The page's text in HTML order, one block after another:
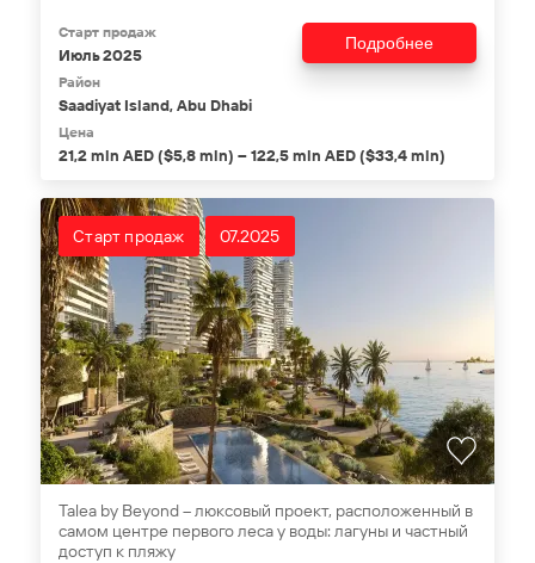
Старт продаж
Июль 2025
Район
Saadiyat Island, Abu Dhabi
Цена
21,2 mln AED ($5,8 mln) – 122,5 mln AED ($33,4 mln)
Подробнее
Старт продаж 07.2025
Talea by Beyond – люксовый проект, расположенный в
самом центре первого леса у воды: лагуны и частный
доступ к пляжу